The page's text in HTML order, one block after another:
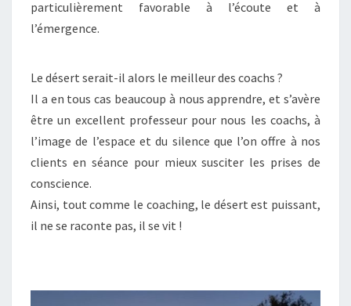
particulièrement favorable à l’écoute et à
l’émergence.
Le désert serait-il alors le meilleur des coachs ?
Il a en tous cas beaucoup à nous apprendre, et s’avère
être un excellent professeur pour nous les coachs, à
l’image de l’espace et du silence que l’on offre à nos
clients en séance pour mieux susciter les prises de
conscience.
Ainsi, tout comme le coaching, le désert est puissant,
il ne se raconte pas, il se vit !